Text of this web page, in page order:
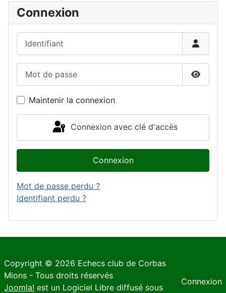
Connexion
Maintenir la connexion
Connexion avec clé d'accès
Connexion
Mot de passe perdu ?
Identifiant perdu ?
Copyright © 2026 Echecs club de Corbas
Mions - Tous droits réservés
Joomla! est un Logiciel Libre diffusé sous
Connexion